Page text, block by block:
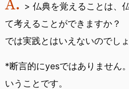
> 仏典を覚えることは、
て考えることができますか？
では実践とはいえないのでし
*断言的にyesではありません
いうことです。